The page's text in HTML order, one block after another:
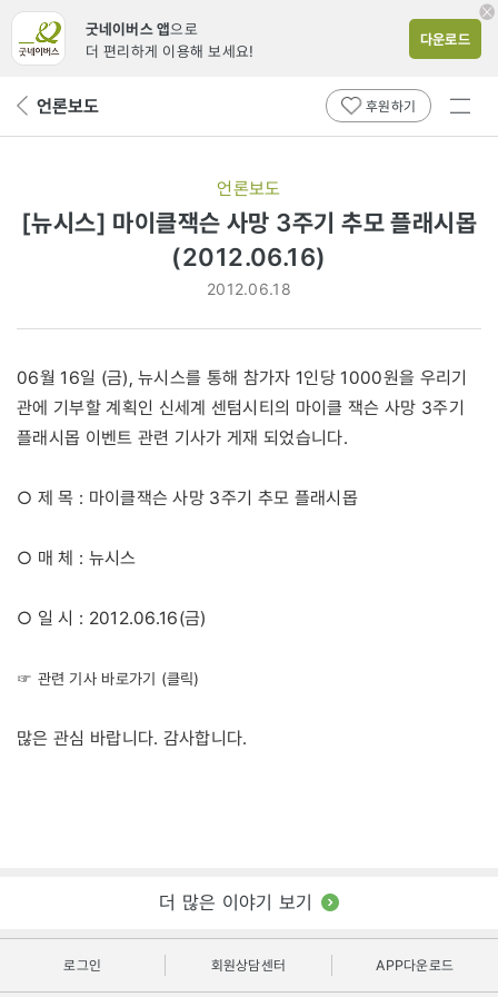
굿네이버스 앱으로
더 편리하게 이용해 보세요!
다운로드
뒤 언론보도 후원하기
전체
언론보도
[뉴시스] 마이클잭슨 사망 3주기 추모 플래시몹
(2012.06.16)
2012.06.18
06월 16일 (금), 뉴시스를 통해 참가자 1인당 1000원을 우리기
관에 기부할 계획인 신세계 센텀시티의 마이클 잭슨 사망 3주기
플래시몹 이벤트 관련 기사가 게재 되었습니다.
○ 제 목 : 마이클잭슨 사망 3주기 추모 플래시몹
○ 매 체 : 뉴시스
○ 일 시 : 2012.06.16(금)
☞ 관련 기사 바로가기 (클릭)
많은 관심 바랍니다. 감사합니다.
더 많은 이야기 보기
로그인 회원상담센터 APP다운로드